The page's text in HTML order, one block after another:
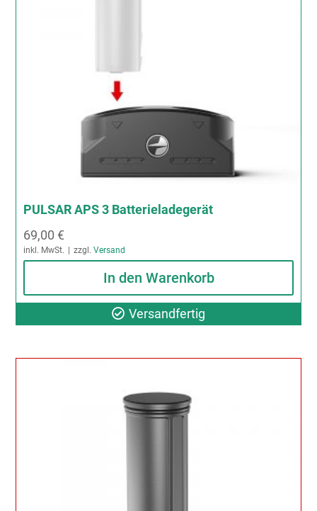
PULSAR APS 3 Batterieladegerät
69,00€
inkl. MwSt. zzgl.Versand
Versandfertig
In den Warenkorb